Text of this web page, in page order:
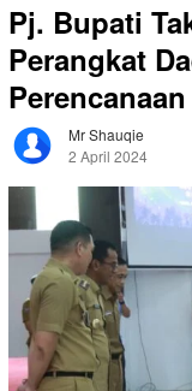
Pj. Bupati
Perangkat
Mr Shauqie
2 April 2024